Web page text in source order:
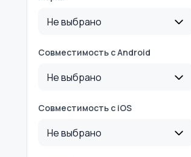
Не выбрано
Совместимость с Android
Не выбрано
Совместимость с iOS
Не выбрано